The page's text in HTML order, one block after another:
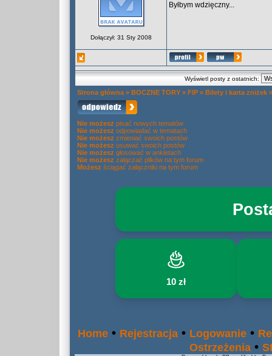
Dołączył: 31 Sty 2008
Byłbym wdzięczny...
Wyświetl posty z ostatnich:
Strona główna » BOCZNE TORY » FIP » Bilety i karta zniżek
Nie możesz pisać nowych tematów
Nie możesz odpowiadać w tematach
Nie możesz zmieniać swoich postów
Nie możesz usuwać swoich postów
Nie możesz głosować w ankietach
Nie możesz załączać plików na tym forum
Możesz ściągać załączniki na tym forum
10 zł
Home • Rejestracja • Logowanie •
Ostrzeżenia •